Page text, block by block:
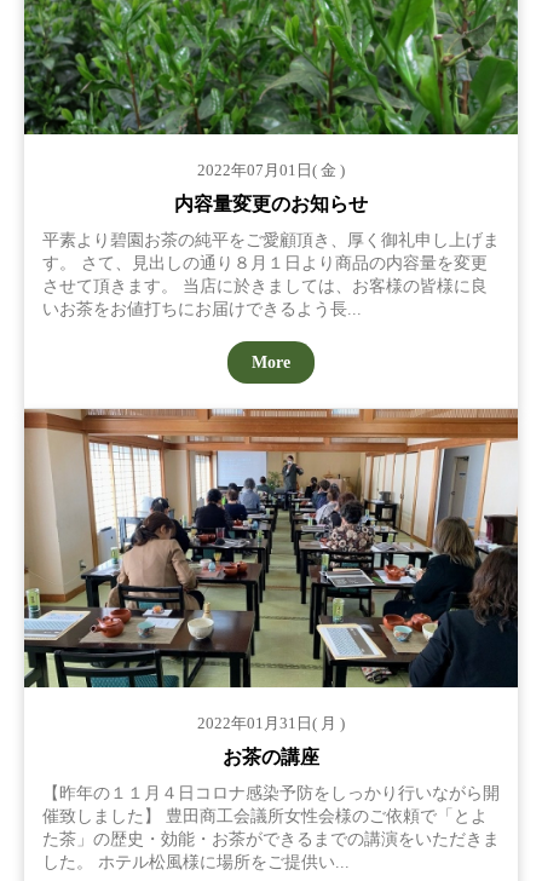
2022年07月01日( 金 )
内容量変更のお知らせ
平素より碧園お茶の純平をご愛顧頂き、厚く御礼申し上げま
す。 さて、見出しの通り８月１日より商品の内容量を変更
させて頂きます。 当店に於きましては、お客様の皆様に良
いお茶をお値打ちにお届けできるよう長...
More
2022年01月31日( 月 )
お茶の講座
【昨年の１１月４日コロナ感染予防をしっかり行いながら開
催致しました】 豊田商工会議所女性会様のご依頼で「とよ
た茶」の歴史・効能・お茶ができるまでの講演をいただきま
した。 ホテル松風様に場所をご提供い...